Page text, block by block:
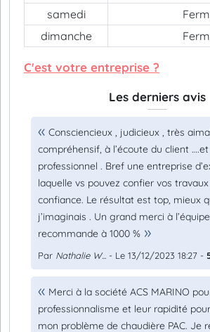
samedi
dimanche
C'est votre entreprise ?
Les derniers avis
Consciencieux , judicieux , très
compréhensif, à l’écoute du client
professionnel . Bref une entreprise
laquelle vs pouvez confier vos
confiance. Le résultat est top, mieux
j’imaginais . Un grand merci à
recommande à 1000 %
Par Nathalie W... - Le 13/12/2023 18:27 -
Merci à la société ACS MARINO
professionnalisme et leur rapidité
mon problème de chaudière PAC. Je